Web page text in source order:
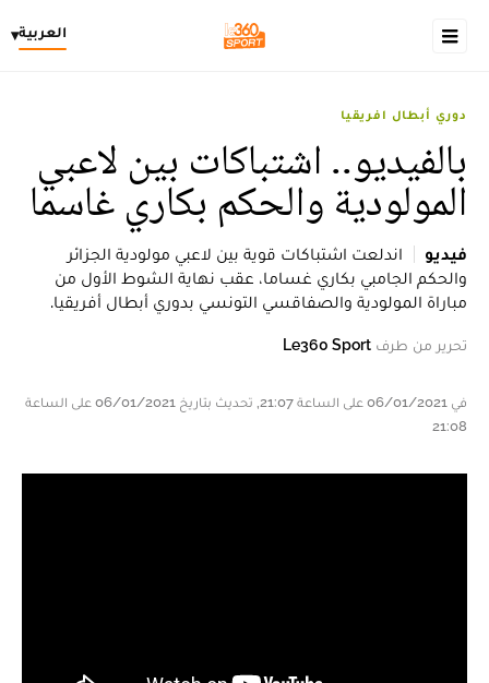
العربية▾
دوري أبطال افريقيا
بالفيديو.. اشتباكات بين لاعبي
المولودية والحكم بكاري غاسما
فيديو
اندلعت اشتباكات قوية بين لاعبي مولودية الجزائر
والحكم الجامبي بكاري غساما، عقب نهاية الشوط الأول من
مباراة المولودية والصفاقسي التونسي بدوري أبطال أفريقيا.
تحرير من طرف Le360 Sport
في 06/01/2021 على الساعة 21:07, تحديث بتاريخ 06/01/2021 على الساعة
21:08